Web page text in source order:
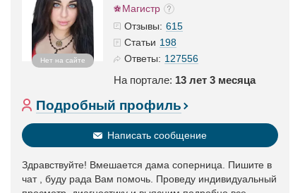
Нет на сайте
Магистр
Отзывы: 615
Статьи 198
Ответы: 127556
На портале: 13 лет 3 месяца
Подробный профиль
Написать сообщение
Здравствуйте! Вмешается дама соперница. Пишите в
чат , буду рада Вам помочь. Проведу индивидуальный